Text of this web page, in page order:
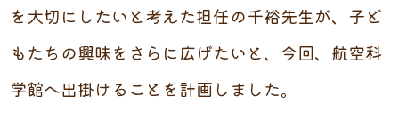
を大切にしたいと考えた担任の千裕先生が、子ど
もたちの興味をさらに広げたいと、今回、航空科
学館へ出掛けることを計画しました。